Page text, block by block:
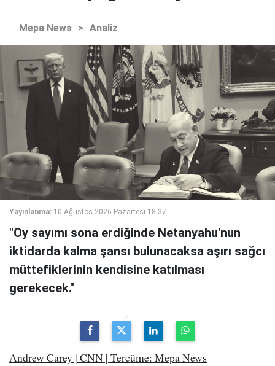
Mepa News > Analiz
Yayınlanma: 10 Ağustos 2026 Pazartesi 18:37
"Oy sayımı sona erdiğinde Netanyahu'nun
iktidarda kalma şansı bulunacaksa aşırı sağcı
müttefiklerinin kendisine katılması
gerekecek."
Andrew Carey | CNN | Tercüme: Mepa News